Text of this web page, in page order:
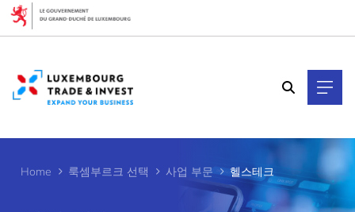
Home 룩셈부르크 선택 사업 부문 헬스테크
Cookies management panel